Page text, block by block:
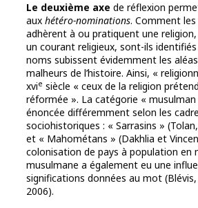
Le deuxième axe de réflexion
aux hétéro-nominations. Comment les
adhèrent à ou pratiquent une
un courant religieux, sont-ils
noms subissent évidemment les
malheurs de l’histoire. Ainsi, «
xvie siècle « ceux de la religion
réformée ». La catégorie « musulman
énoncée différemment selon les
sociohistoriques : « Sarrasins »
et « Mahométans » (Dakhlia et
colonisation de pays à population en
musulmane a également eu une
significations données au mot
2006).